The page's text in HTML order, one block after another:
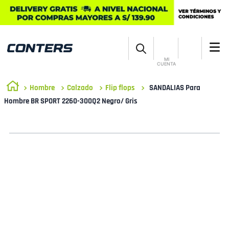
MI
CUENTA
Hombre Calzado Flip flops
SANDALIAS Para
Hombre BR SPORT 2260-300Q2 Negro/ Gris